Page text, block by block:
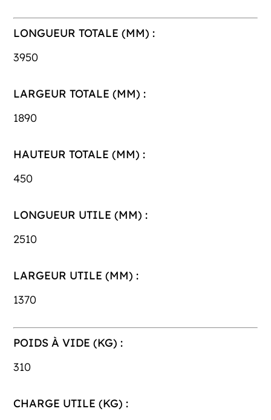
LONGUEUR TOTALE (MM) :
3950
LARGEUR TOTALE (MM) :
1890
HAUTEUR TOTALE (MM) :
450
LONGUEUR UTILE (MM) :
2510
LARGEUR UTILE (MM) :
1370
POIDS À VIDE (KG) :
310
CHARGE UTILE (KG) :